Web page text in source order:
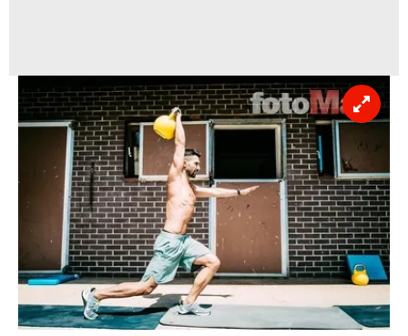
ilgili mevzuata uygun olarak kullanılan çerezlerle ilgili bilgi
almak için lütfentıklayınız.